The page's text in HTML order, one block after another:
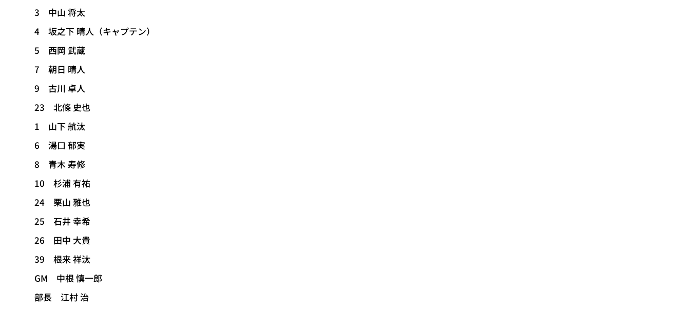
3 中山 将太
4 坂之下 晴人（キャプテン）
5 西岡 武蔵
7 朝日 晴人
9 古川 卓人
23 北條 史也
1 山下 航汰
6 湯口 郁実
8 青木 寿修
10 杉浦 有祐
24 栗山 雅也
25 石井 幸希
26 田中 大貴
39 根来 祥汰
GM 中根 慎一郎
部長 江村 治